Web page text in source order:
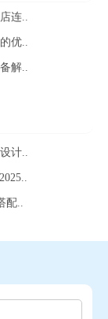
连..
优..
解..
计..
..